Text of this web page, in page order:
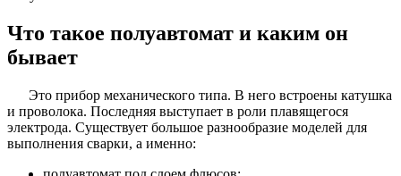
Что такое полуавтомат и каким он
бывает
Это прибор механического типа. В него встроены катушка
и проволока. Последняя выступает в роли плавящегося
электрода. Существует большое разнообразие моделей для
выполнения сварки, а именно: